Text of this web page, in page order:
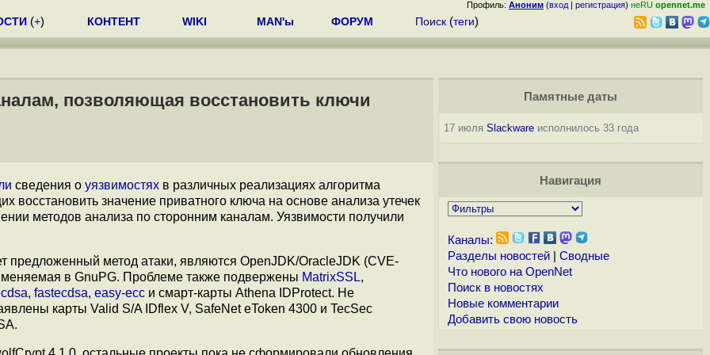
Профиль: Аноним (вход | регистрация) неRU opennet.me
(+) КОНТЕНТ WIKI MAN'ы ФОРУМ Поиск (теги)
позволяющая восстановить ключи
сведения о уязвимостях в различных реализациях алгоритма
значение приватного ключа на основе анализа утечек
методов анализа по сторонним каналам. Уязвимости получили
предложенный метод атаки, являются OpenJDK/OracleJDK (CVE-
в GnuPG. Проблеме также подвержены MatrixSSL,
, fastecdsa, easy-ecc и смарт-карты Athena IDProtect. Не
карты Valid S/A IDflex V, SafeNet eToken 4300 и TecSec
Памятные даты
17 июля Slackwareисполнилось 33 года
Навигация
Каналы:
Разделы новостей| Сводные
Что нового на OpenNet
Поиск в новостях
Новые комментарии
Добавить свою новость